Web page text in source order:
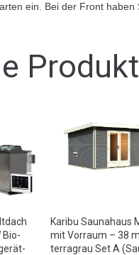
ein. Bei der Front haben
Bio-
Karibu Saunahaus
mit Vorraum – 38
terragrau Set A